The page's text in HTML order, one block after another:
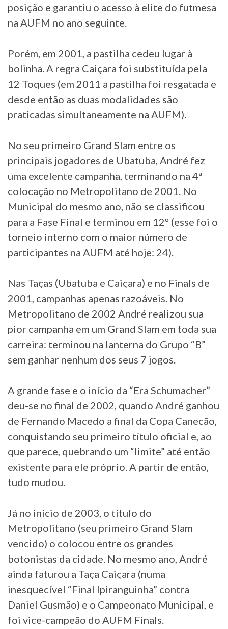
posição e garantiu o acesso à elite do futmesa
na AUFM no ano seguinte.
Porém, em 2001, a pastilha cedeu lugar à
bolinha. A regra Caiçara foi substituída pela
12 Toques (em 2011 a pastilha foi resgatada e
desde então as duas modalidades são
praticadas simultaneamente na AUFM).
No seu primeiro Grand Slam entre os
principais jogadores de Ubatuba, André fez
uma excelente campanha, terminando na 4ª
colocação no Metropolitano de 2001. No
Municipal do mesmo ano, não se classificou
para a Fase Final e terminou em 12º (esse foi o
torneio interno com o maior número de
participantes na AUFM até hoje: 24).
Nas Taças (Ubatuba e Caiçara) e no Finals de
2001, campanhas apenas razoáveis. No
Metropolitano de 2002 André realizou sua
pior campanha em um Grand Slam em toda sua
carreira: terminou na lanterna do Grupo “B”
sem ganhar nenhum dos seus 7 jogos.
A grande fase e o início da “Era Schumacher”
deu-se no final de 2002, quando André ganhou
de Fernando Macedo a final da Copa Canecão,
conquistando seu primeiro título oficial e, ao
que parece, quebrando um “limite” até então
existente para ele próprio. A partir de então,
tudo mudou.
Já no início de 2003, o título do
Metropolitano (seu primeiro Grand Slam
vencido) o colocou entre os grandes
botonistas da cidade. No mesmo ano, André
ainda faturou a Taça Caiçara (numa
inesquecível “Final Ipiranguinha” contra
Daniel Gusmão) e o Campeonato Municipal, e
foi vice-campeão do AUFM Finals.